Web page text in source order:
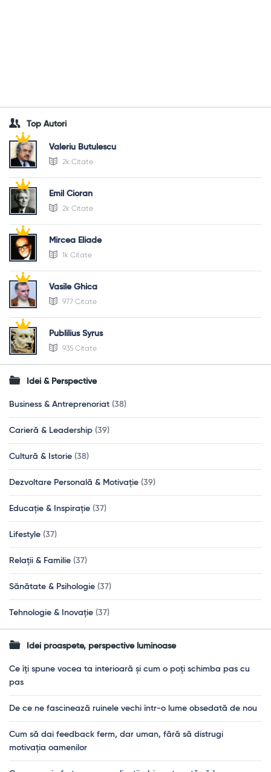
Top Autori
Valeriu Butulescu
2k Citate
Emil Cioran
2k Citate
Mircea Eliade
1k Citate
Vasile Ghica
977 Citate
Publilius Syrus
935 Citate
Idei & Perspective
Business & Antreprenoriat (38)
Carieră & Leadership (39)
Cultură & Istorie (38)
Dezvoltare Personală & Motivație (39)
Educație & Inspirație (37)
Lifestyle (37)
Relații & Familie (37)
Sănătate & Psihologie (37)
Tehnologie & Inovație (37)
Idei proaspete, perspective luminoase
Ce îți spune vocea ta interioară și cum o poți schimba pas cu
pas
De ce ne fascinează ruinele vechi într-o lume obsedată de nou
Cum să dai feedback ferm, dar uman, fără să distrugi
motivația oamenilor